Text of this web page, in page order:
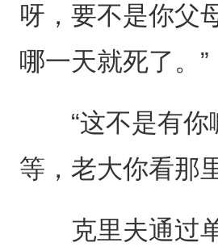
呀，要不是你父
哪一天就死了。”
“这不是有你
等，老大你看那
克里夫通过单